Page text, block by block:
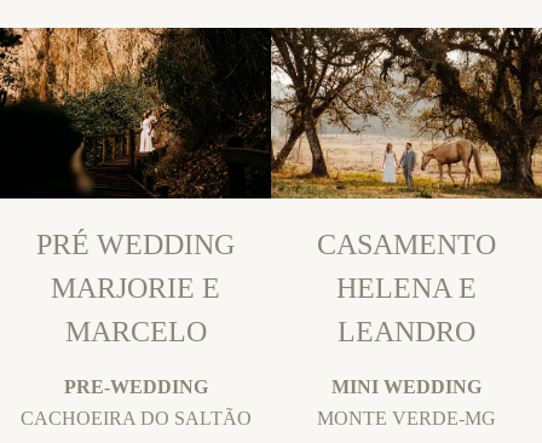
PRÉ WEDDING
MARJORIE E
MARCELO
PRE-WEDDING
CACHOEIRA DO SALTÃO
CASAMENTO
HELENA E
LEANDRO
MINI WEDDING
MONTE VERDE-MG